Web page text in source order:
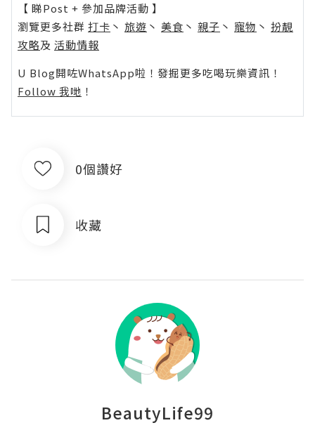
【 睇Post + 參加品牌活動 】
瀏覽更多社群 打卡 丶 旅遊 丶 美食 丶 親子 丶 寵物 丶 扮靚
攻略及 活動情報
U Blog開咗WhatsApp啦！發掘更多吃喝玩樂資訊！
Follow 我哋 ！
0個讚好
收藏
BeautyLife99